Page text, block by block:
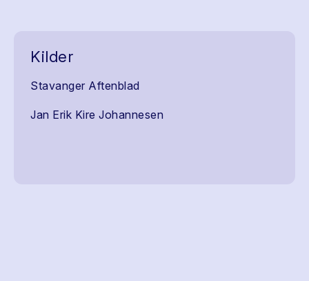
Kilder
Stavanger Aftenblad
Jan Erik Kire Johannesen